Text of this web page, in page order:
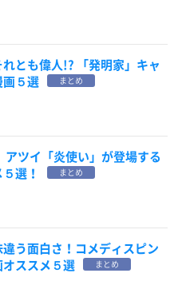
とも偉人!? 「発明家」キャ
画５選
まとめ
アツイ「炎使い」が登場する
選！
まとめ
う面白さ！コメディスピン
ススメ５選
まとめ